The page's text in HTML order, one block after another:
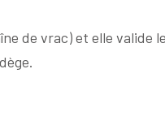
de vrac) et elle valide